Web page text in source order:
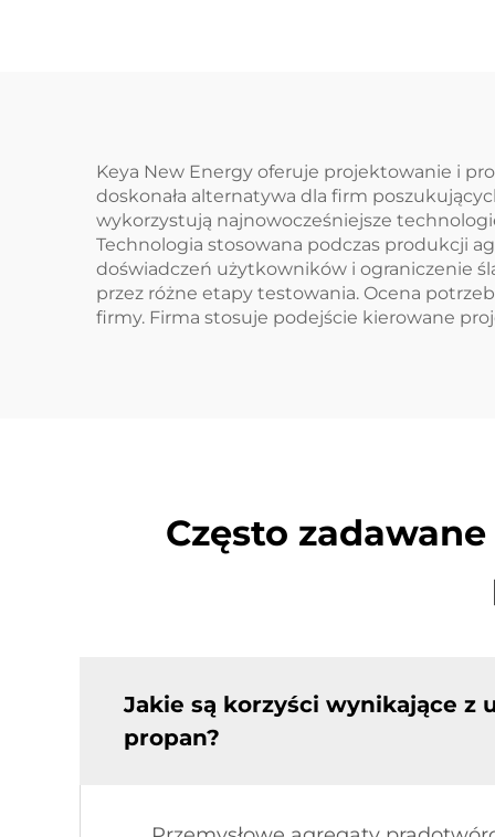
Keya New Energy oferuje projektowanie i
doskonała alternatywa dla firm
wykorzystują najnowocześniejsze
Technologia stosowana podczas produkcji
doświadczeń użytkowników i ograniczenie
przez różne etapy testowania. Ocena
firmy. Firma stosuje podejście kierowane
Często
Jakie są korzyści wynikające
propan?